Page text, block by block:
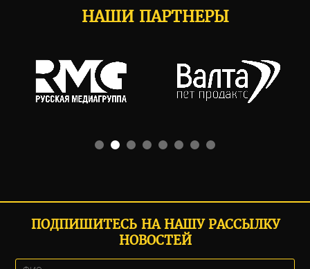
НАШИ ПАРТНЕРЫ
ПОДПИШИТЕСЬ НА НАШУ РАССЫЛКУ
НОВОСТЕЙ